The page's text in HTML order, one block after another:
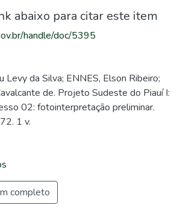
abaixo para citar este item
handle/doc/5395
Levy da Silva; ENNES, Elson Ribeiro;
de. Projeto Sudeste do Piauí I:
02: fotointerpretação preliminar.
1 v.
completo